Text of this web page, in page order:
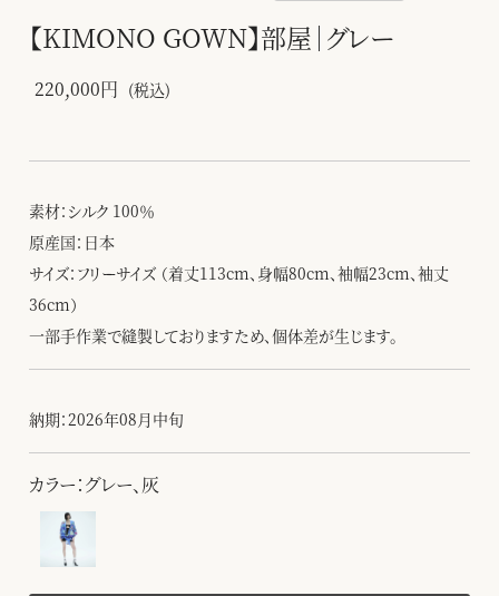
【KIMONO GOWN】部屋｜グレー
220,000円 (税込)
素材：シルク 100％
原産国：日本
サイズ：フリーサイズ （着丈113cm、身幅80cm、袖幅23cm、袖丈
36cm）
一部手作業で縫製しておりますため、個体差が生じます。
納期：2026年08月中旬
カラー：グレー、灰